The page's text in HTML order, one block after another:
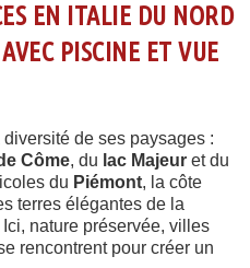
EN ITALIE DU NORD
PISCINE ET VUE
de ses paysages :
Côme, du lac Majeur et du
du Piémont, la côte
terres élégantes de la
Ici, nature préservée, villes
rencontrent pour créer un